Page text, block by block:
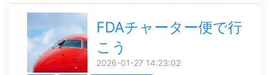
FDAチャーター便で行
こう
2026-01-27 14:23:02